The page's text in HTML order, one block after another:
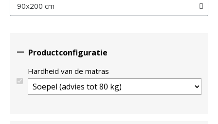
 Productconfiguratie
Hardheid van de matras